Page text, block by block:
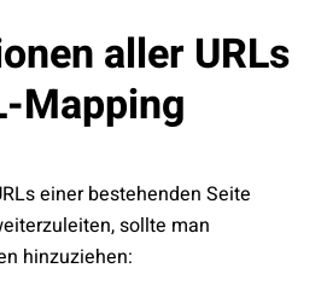
aller URLs
Mapping
einer bestehenden Seite
sollte man
hinzuziehen: